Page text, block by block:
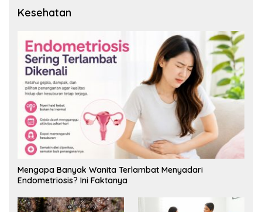
Kesehatan
Mengapa Banyak Wanita Terlambat Menyadari
Endometriosis? Ini Faktanya